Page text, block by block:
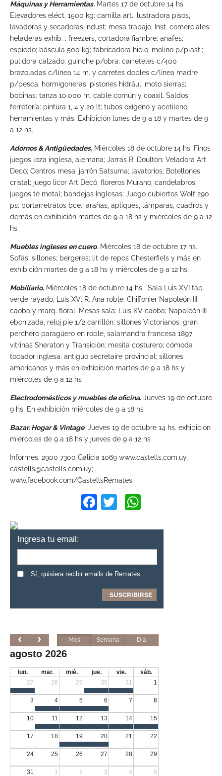
Máquinas y Herramientas. Martes 17 de octubre 14 hs.
Elevadores eléct. 1500 kg; camilla art.; lustradora pisos,
lavadoras y secadoras indust; mesa trabajo, Inst. comerciales:
heladeras exhib. ; freezers, cortadora fiambre; anafes;
espiedo; báscula 500 kg; fabricadora hielo; molino p/plast.;
pulidora calzado; guinche p/obra; carreteles c/400
brazoladas c/línea 14 m. y carretes dobles c/línea madre
p/pesca; hormigoneras; pistones hidrául; moto sierras;
bobinas: tanza 10.000 m. cable común y coaxil. Saldos
ferretería: pintura 1, 4 y 20 lt; tubos oxígeno y acetileno;
herramientas y más. Exhibición lunes de 9 a 18 y martes de 9
a 12 hs.
Adornos & Antigüedades. Miércoles 18 de octubre 14 hs. Finos
juegos loza inglesa, alemana; Jarras R. Doulton; Veladora Art
Decó; Centros mesa; jarrón Satsuma; lavatorios; Botellones
cristal; juego licor Art Decó; floreros Murano, candelabros;
juegos té metal; bandejas Inglesas; Juego cubiertos Wolf 290
ps; portarretratos bce.; arañas, apliques, lámparas, cuadros y
demás en exhibición martes de 9 a 18 hs y miércoles de 9 a 12
hs
Muebles ingleses en cuero. Miércoles 18 de octubre 17 hs.
Sofás; sillones; bergeres; lit de repos Chesterfiels y más en
exhibición martes de 9 a 18 hs y miércoles de 9 a 12 hs.
Mobiliario. Miércoles 18 de octubre 14 hs. Sala Luis XVI tap.
verde rayado, Luis XV; R. Ana roble; Chiffonier Napoleón III
caoba y marq. floral. Mesas sala: Luis XV caoba; Napoleón III
ebonizada, reloj pie 1/2 carrillón; sillones Victorianos; gran
perchero paragüero en roble, salamandra francesa 1897;
vitrinas Sheraton y Transición; mesita costurero; cómoda
tocador inglesa; antiguo secretaire provincial; sillones
americanos y más en exhibición martes de 9 a 18 hs y
miércoles de 9 a 12 hs
Electrodomésticos y muebles de oficina. Jueves 19 de octubre
9 hs. En exhibición miércoles de 9 a 18 hs
Bazar. Hogar & Vintage. Jueves 19 de octubre 14 hs. exhibición
miércoles de 9 a 18 hs y jueves de 9 a 12 hs
Informes: 2900 7300 Galicia 1069 www.castells.com.uy,
castells@castells.com.uy;
www.facebook.com/CastellsRemates
Facebook
Twitter
Ingresa tu email:
Sí, quisiera recibir emails de Remates.
Mes Semana Día
agosto 2026
lun. mar. mié. jue. vie.
sáb.
27
28 29 30 31 1
3 4 5 6 7 8
10 11 12 13 14 15
17 18 19 20 21 22
24 25 26 27 28 29
31 1 2 3 4 5